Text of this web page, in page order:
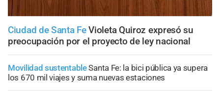
Ciudad de Santa Fe Violeta Quiroz expresó su
preocupación por el proyecto de ley nacional
Movilidad sustentableSanta Fe: la bici pública ya supera
los 670 mil viajes y suma nuevas estaciones